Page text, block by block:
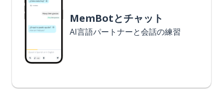
MemBotとチャット
AI言語パートナーと会話の練習